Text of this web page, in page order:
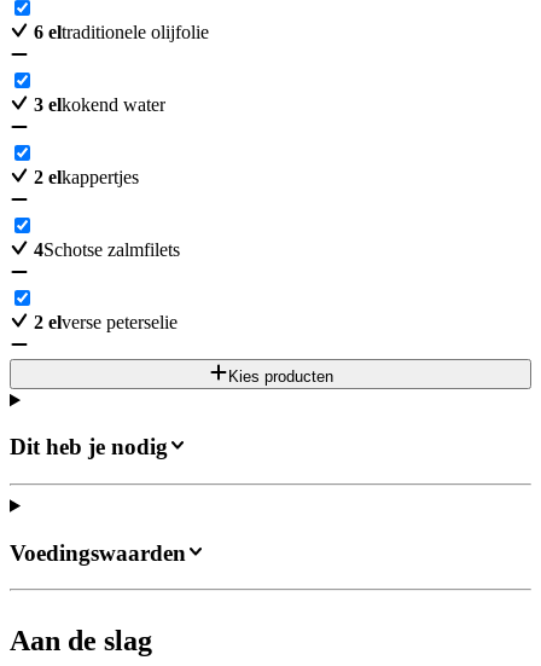
6 eltraditionele olijfolie
3 elkokend water
2 elkappertjes
4Schotse zalmfilets
2 elverse peterselie
Kies producten
Dit heb je nodig
Aan de slag
Voedingswaarden